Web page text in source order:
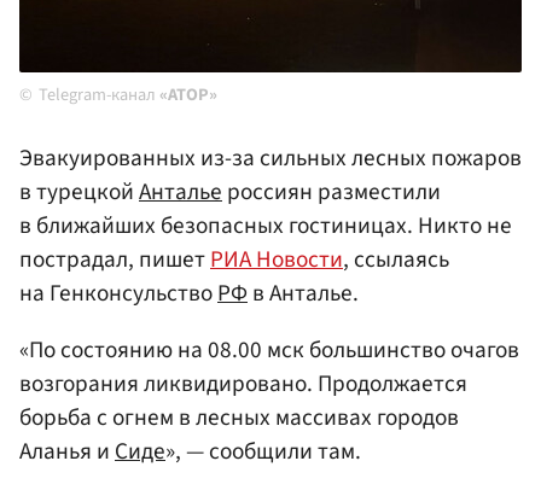
Telegram-канал «АТОР»
Эвакуированных из-за сильных лесных пожаров
в турецкойАнтальероссиян разместили
в ближайших безопасных гостиницах. Никто не
пострадал, пишетРИА Новости, ссылаясь
на ГенконсульствоРФв Анталье.
«По состоянию на 08.00 мск большинство очагов
возгорания ликвидировано. Продолжается
борьба с огнем в лесных массивах городов
Аланья иСиде», — сообщили там.